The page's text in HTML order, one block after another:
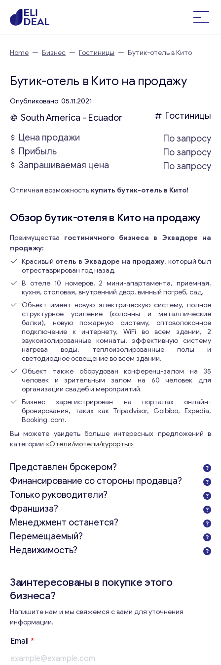
Home — Бизнес — Гостиницы — Бутик-отель в Кито
Бутик-отель в Кито на продажу
Опубликовано: 05.11.2021
South America - Ecuador
Гостиницы
Цена продажи
По запросу
Прибыль
По запросу
Запрашиваемая цена
По запросу
Отличная возможность купить бутик-отель в Кито!
Обзор бутик-отеля в Кито на продажу
Преимущества гостиничного бизнеса в Эквадоре на
продажу:
Красивый отель в Эквадоре на продажу, который был
отреставрирован год назад.
В отеле 10 номеров, 2 мини-апартамента, приемная,
кухня, столовая, внутренний двор, винный погреб, сад.
Объект имеет новую электрическую систему, полное
структурное усиление (колонны и металлические
балки), новую пожарную систему, оптоволоконное
подключение к интернету, WiFi во всем здании, 2
звукоизолированные комнаты, эффективную систему
нагрева воды, теплоизолированные полы и
светодиодное освещение во всем здании.
Объект также оборудован конференц-залом на 35
человек и зрительным залом на 60 человек для
организации свадеб и мероприятий.
Бизнес зарегистрирован на порталах онлайн-
бронирования, таких как Tripadvisor, Goibibo, Expedia,
Booking. com.
Вы можете увидеть больше интересных предложений в
категории «Отели/мотели/курорты».
Представлен брокером?
Финансирование со стороны продавца?
Только руководители?
Франшиза?
Менеджмент останется?
Перемещаемый?
Недвижимость?
Заинтересованы в покупке этого
бизнеса?
Напишите нам и мы свяжемся с вами для уточнения
информации.
Email *